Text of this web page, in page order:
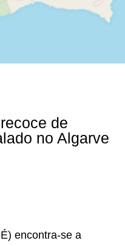
de
no Algarve
encontra-se a